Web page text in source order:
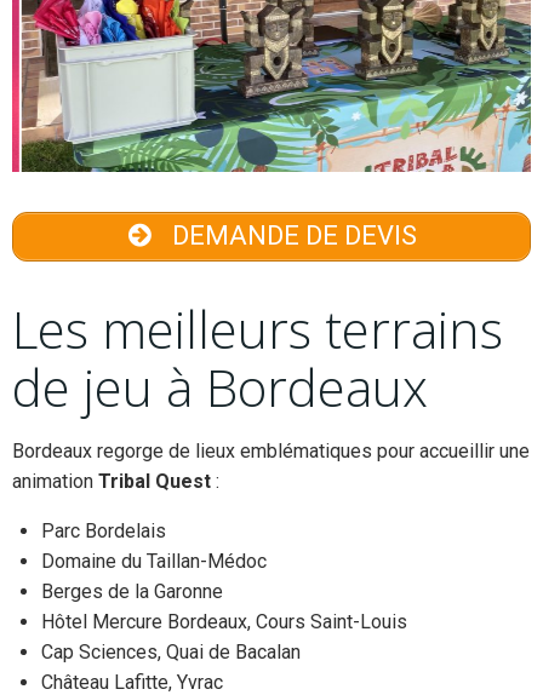
DEMANDE DE DEVIS
Les meilleurs terrains
de jeu à Bordeaux
Bordeaux regorge de lieux emblématiques pour accueillir une
animation Tribal Quest :
Parc Bordelais
Domaine du Taillan-Médoc
Berges de la Garonne
Hôtel Mercure Bordeaux, Cours Saint-Louis
Cap Sciences, Quai de Bacalan
Château Lafitte, Yvrac